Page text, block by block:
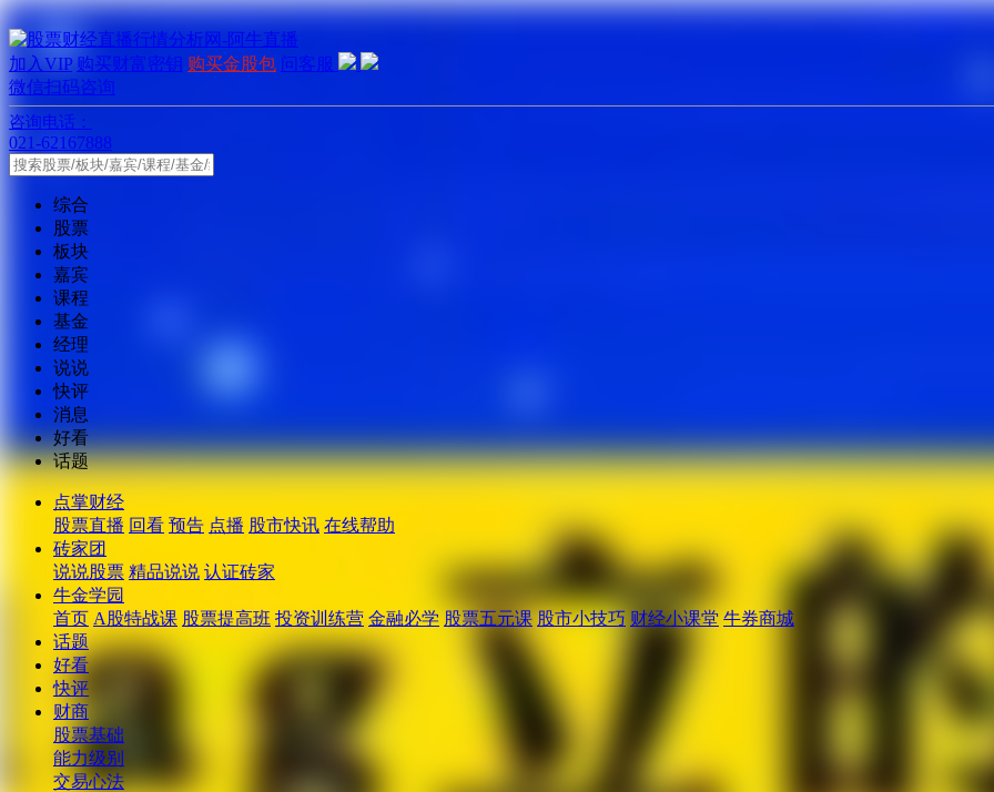
加入VIP 购买财富密钥 购买金股包 问客服
微信扫码咨询
咨询电话：
021-62167888
综合
股票
板块
嘉宾
课程
基金
经理
说说
快评
消息
好看
话题
点掌财经
股票直播 回看 预告 点播 股市快讯 在线帮助
砖家团
说说股票 精品说说 认证砖家
牛金学园
首页 A股特战课 股票提高班 投资训练营 金融必学 股票五元课 股市小技巧 财经小课堂 牛券商城
话题
好看
快评
财商
股票基础
能力级别
交易心法